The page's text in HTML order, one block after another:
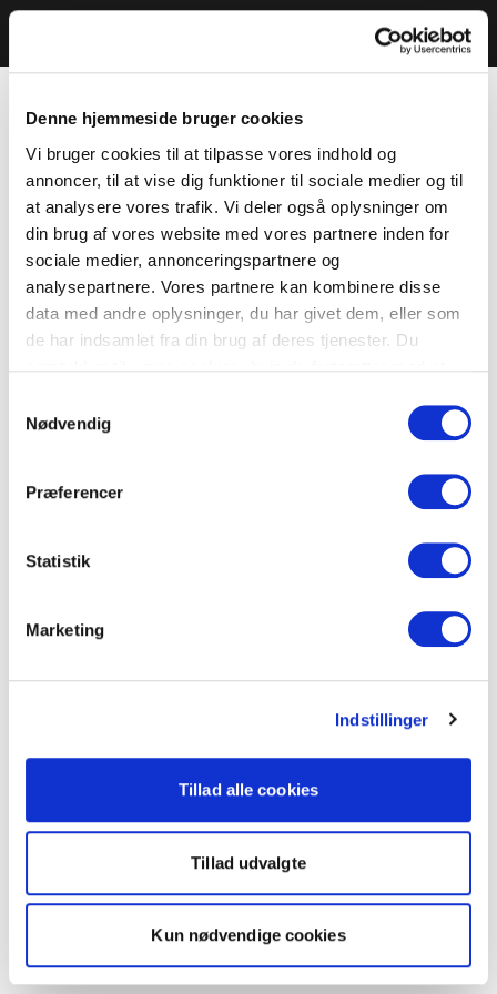
Denne hjemmeside bruger cookies
Vi bruger cookies til at tilpasse vores indhold og
annoncer, til at vise dig funktioner til sociale medier og til
at analysere vores trafik. Vi deler også oplysninger om
din brug af vores website med vores partnere inden for
sociale medier, annonceringspartnere og
analysepartnere. Vores partnere kan kombinere disse
data med andre oplysninger, du har givet dem, eller som
de har indsamlet fra din brug af deres tjenester. Du
Nødvendig
Præferencer
Statistik
Marketing
Indstillinger
Tillad alle cookies
Tillad udvalgte
Kun nødvendige cookies